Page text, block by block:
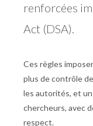
renforcées
Act (DSA).
Ces règles
plus de contrôle
les autorités, et
chercheurs, avec
respect.